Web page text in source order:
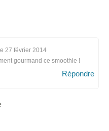
le27 février 2014
gourmand ce smoothie !
Répondre